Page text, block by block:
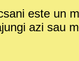
este un
azi sau